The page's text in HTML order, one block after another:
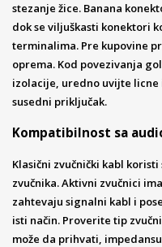
stezanje žice. Banana
dok se viljuškasti konektori
terminalima. Pre kupovine
oprema. Kod povezivanja
izolacije, uredno uvijte
susedni priključak.
Kompatibilnost sa
Klasični zvučnički kabl
zvučnika. Aktivni zvučnici
zahtevaju signalni kabl i
isti način. Proverite tip
može da prihvati,